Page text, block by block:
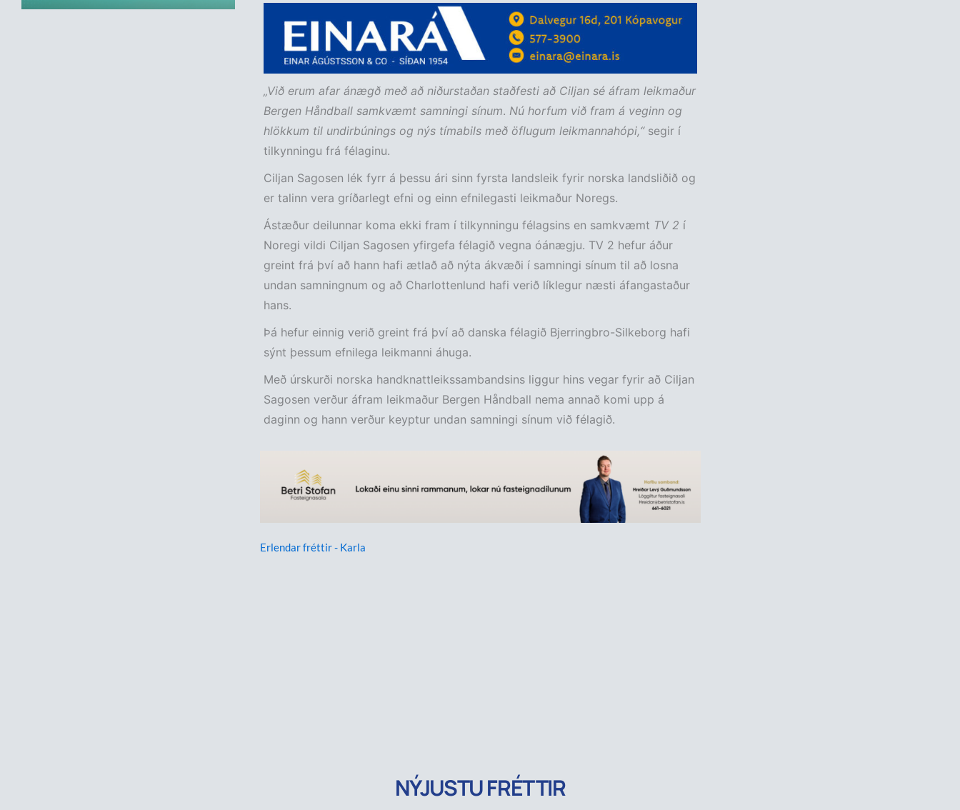
„Við erum afar ánægð með að niðurstaðan staðfesti að Ciljan sé áfram leikmaður
Bergen Håndball samkvæmt samningi sínum. Nú horfum við fram á veginn og
hlökkum til undirbúnings og nýs tímabils með öflugum leikmannahópi,“segir í
tilkynningu frá félaginu.
Ciljan Sagosen lék fyrr á þessu ári sinn fyrsta landsleik fyrir norska landsliðið og
er talinn vera gríðarlegt efni og einn efnilegasti leikmaður Noregs.
Ástæður deilunnar koma ekki fram í tilkynningu félagsins en samkvæmt TV 2 í
Noregi vildi Ciljan Sagosen yfirgefa félagið vegna óánægju. TV 2 hefur áður
greint frá því að hann hafi ætlað að nýta ákvæði í samningi sínum til að losna
undan samningnum og að Charlottenlund hafi verið líklegur næsti áfangastaður
hans.
Þá hefur einnig verið greint frá því að danska félagið Bjerringbro-Silkeborg hafi
sýnt þessum efnilega leikmanni áhuga.
Með úrskurði norska handknattleikssambandsins liggur hins vegar fyrir að Ciljan
Sagosen verður áfram leikmaður Bergen Håndball nema annað komi upp á
daginn og hann verður keyptur undan samningi sínum við félagið.
Erlendar fréttir - Karla
NÝJUSTU FRÉTTIR